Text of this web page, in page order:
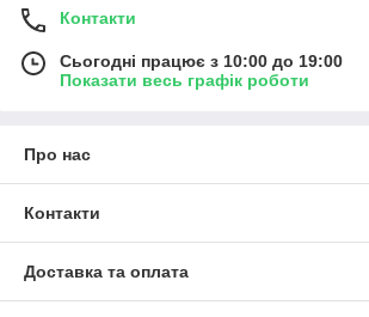
Контакти
Сьогодні працює з 10:00 до 19:00
Показати весь графік роботи
Про нас
Контакти
Доставка та оплата